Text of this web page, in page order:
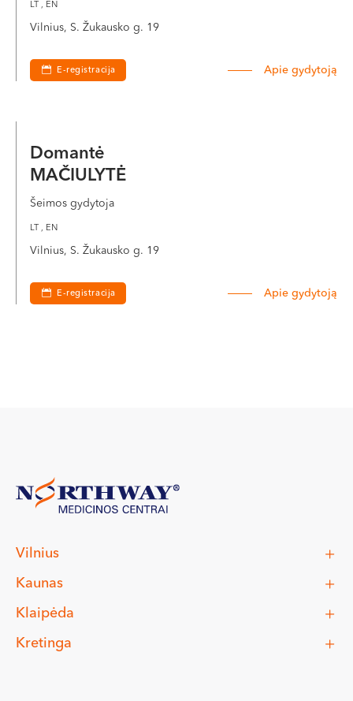
LT , EN
Vilnius, S. Žukausko g. 19
E-registracija Apie gydytoją
Domantė
MAČIULYTĖ
Šeimos gydytoja
LT , EN
Vilnius, S. Žukausko g. 19
E-registracija Apie gydytoją
Vilnius
Kaunas
Klaipėda
Kretinga